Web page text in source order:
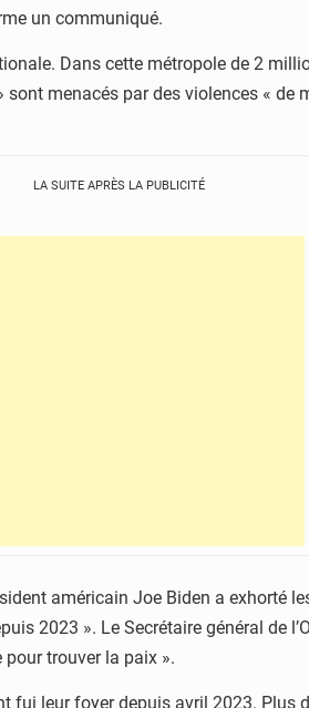
un communiqué.
Dans cette métropole de 2
menacés par des violences « de
LA SUITE APRÈS LA PUBLICITÉ
américain Joe Biden a exhorté
2023 ». Le Secrétaire général de
pour trouver la paix ».
leur foyer depuis avril 2023. Plus